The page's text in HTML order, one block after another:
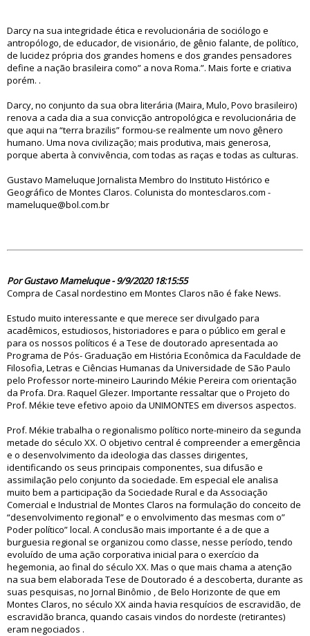
Darcy na sua integridade ética e revolucionária de sociólogo e
antropólogo, de educador, de visionário, de gênio falante, de político,
de lucidez própria dos grandes homens e dos grandes pensadores
define a nação brasileira como” a nova Roma.”. Mais forte e criativa
porém. .
Darcy, no conjunto da sua obra literária (Maira, Mulo, Povo brasileiro)
renova a cada dia a sua convicção antropológica e revolucionária de
que aqui na “terra brazilis” formou-se realmente um novo gênero
humano. Uma nova civilização; mais produtiva, mais generosa,
porque aberta à convivência, com todas as raças e todas as culturas.
Gustavo Mameluque Jornalista Membro do Instituto Histórico e
Geográfico de Montes Claros. Colunista do montesclaros.com -
mameluque@bol.com.br
Por Gustavo Mameluque - 9/9/2020 18:15:55
Compra de Casal nordestino em Montes Claros não é fake News.
Estudo muito interessante e que merece ser divulgado para
acadêmicos, estudiosos, historiadores e para o público em geral e
para os nossos políticos é a Tese de doutorado apresentada ao
Programa de Pós- Graduação em História Econômica da Faculdade de
Filosofia, Letras e Ciências Humanas da Universidade de São Paulo
pelo Professor norte-mineiro Laurindo Mékie Pereira com orientação
da Profa. Dra. Raquel Glezer. Importante ressaltar que o Projeto do
Prof. Mékie teve efetivo apoio da UNIMONTES em diversos aspectos.
Prof. Mékie trabalha o regionalismo político norte-mineiro da segunda
metade do século XX. O objetivo central é compreender a emergência
e o desenvolvimento da ideologia das classes dirigentes,
identificando os seus principais componentes, sua difusão e
assimilação pelo conjunto da sociedade. Em especial ele analisa
muito bem a participação da Sociedade Rural e da Associação
Comercial e Industrial de Montes Claros na formulação do conceito de
“desenvolvimento regional” e o envolvimento das mesmas com o”
Poder político” local. A conclusão mais importante é a de que a
burguesia regional se organizou como classe, nesse período, tendo
evoluído de uma ação corporativa inicial para o exercício da
hegemonia, ao final do século XX. Mas o que mais chama a atenção
na sua bem elaborada Tese de Doutorado é a descoberta, durante as
suas pesquisas, no Jornal Binômio , de Belo Horizonte de que em
Montes Claros, no século XX ainda havia resquícios de escravidão, de
escravidão branca, quando casais vindos do nordeste (retirantes)
eram negociados .